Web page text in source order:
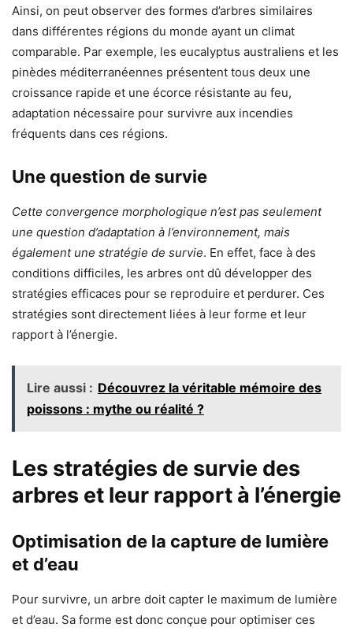
Ainsi, on peut observer des formes d’arbres similaires
dans différentes régions du monde ayant un climat
comparable. Par exemple, les eucalyptus australiens et les
pinèdes méditerranéennes présentent tous deux une
croissance rapide et une écorce résistante au feu,
adaptation nécessaire pour survivre aux incendies
fréquents dans ces régions.
Une question de survie
Cette convergence morphologique n’est pas seulement
une question d’adaptation à l’environnement, mais
également une stratégie de survie. En effet, face à des
conditions difficiles, les arbres ont dû développer des
stratégies efficaces pour se reproduire et perdurer. Ces
stratégies sont directement liées à leur forme et leur
rapport à l’énergie.
Lire aussi : Découvrez la véritable mémoire des
poissons : mythe ou réalité ?
Les stratégies de survie des
arbres et leur rapport à l’énergie
Optimisation de la capture de lumière
et d’eau
Pour survivre, un arbre doit capter le maximum de lumière
et d’eau. Sa forme est donc conçue pour optimiser ces